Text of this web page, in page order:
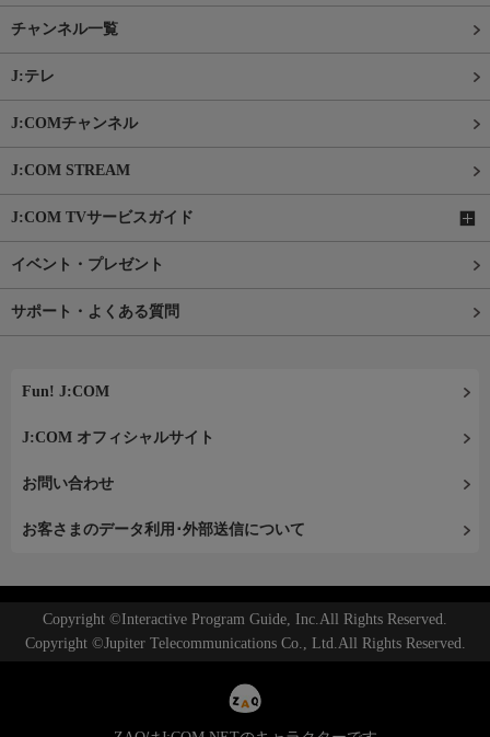
チャンネル一覧
J:テレ
J:COMチャンネル
J:COM STREAM
J:COM TVサービスガイド
イベント・プレゼント
サポート・よくある質問
Fun! J:COM
J:COM オフィシャルサイト
お問い合わせ
お客さまのデータ利用･外部送信について
Copyright ©Interactive Program Guide, Inc.All Rights Reserved.
Copyright ©Jupiter Telecommunications Co., Ltd.All Rights Reserved.